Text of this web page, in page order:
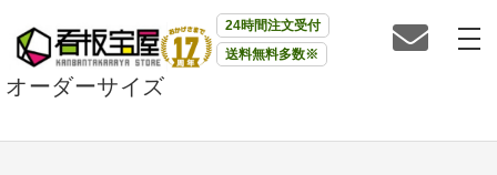
24時間注文受付
送料無料多数※
オーダーサイズ